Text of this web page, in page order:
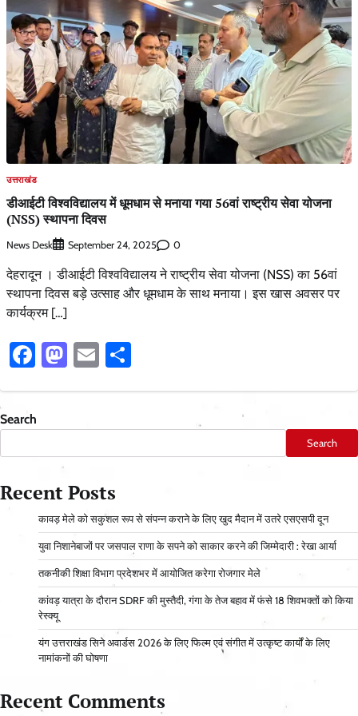
उत्तराखंड
डीआईटी विश्वविद्यालय में धूमधाम से मनाया गया 56वां राष्ट्रीय सेवा योजना
(NSS) स्थापना दिवस
News Desk September 24, 2025 0
देहरादून । डीआईटी विश्वविद्यालय ने राष्ट्रीय सेवा योजना (NSS) का 56वां
स्थापना दिवस बड़े उत्साह और धूमधाम के साथ मनाया। इस खास अवसर पर
कार्यक्रम […]
Facebook
Mastodon
Email
Search
Search
Recent Posts
कावड़ मेले को सकुशल रूप से संपन्न कराने के लिए खुद मैदान में उतरे एसएसपी दून
युवा निशानेबाजों पर जसपाल राणा के सपने को साकार करने की जिम्मेदारी : रेखा आर्या
तकनीकी शिक्षा विभाग प्रदेशभर में आयोजित करेगा रोजगार मेले
कांवड़ यात्रा के दौरान SDRF की मुस्तैदी, गंगा के तेज बहाव में फंसे 18 शिवभक्तों को किया
रेस्क्यू
यंग उत्तराखंड सिने अवार्डस 2026 के लिए फिल्म एवं संगीत में उत्कृष्ट कार्यों के लिए
नामांकनों की घोषणा
Recent Comments